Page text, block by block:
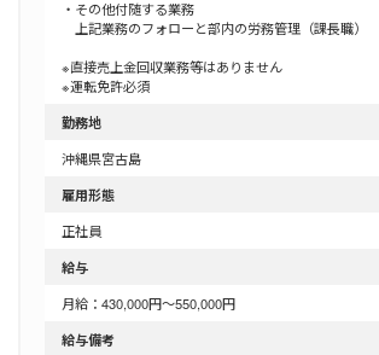
・その他付随する業務
上記業務のフォローと部内の労務管理（課長職）
※直接売上金回収業務等はありません
※運転免許必須
勤務地
沖縄県宮古島
雇用形態
正社員
給与
月給：430,000円～550,000円
給与備考